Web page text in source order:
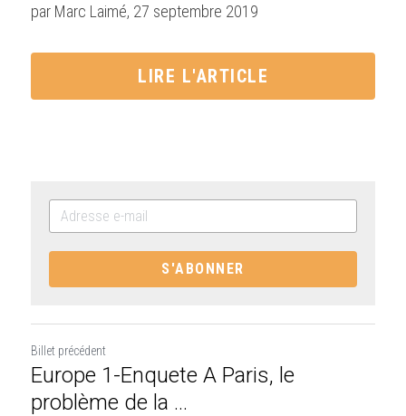
par Marc Laimé, 27 septembre 2019
LIRE L'ARTICLE
S'ABONNER
Billet précédent
Europe 1-Enquete A Paris, le
problème de la ...